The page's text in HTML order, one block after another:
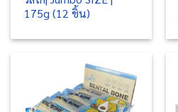
175g (12 ชิ้น)